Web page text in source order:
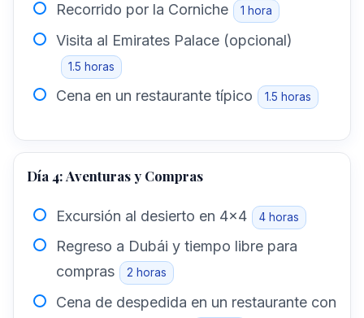
Recorrido por la Corniche 1 hora
Visita al Emirates Palace (opcional)
1.5 horas
Cena en un restaurante típico 1.5 horas
Día 4: Aventuras y Compras
Excursión al desierto en 4×4 4 horas
Regreso a Dubái y tiempo libre para
compras
2 horas
Cena de despedida en un restaurante con